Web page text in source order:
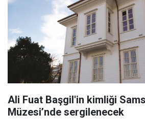
Ali Fuat Başgil'in kimliği
Müzesi’nde sergilenecek